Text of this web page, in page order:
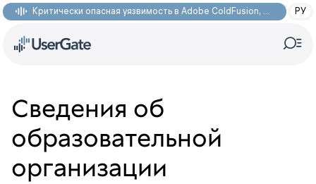
Критически опасная уязвимость в Adobe ColdFusion, позволяющая получить доступ к произвольным файлам: CVE-2026-48282 РУ
Сведения об
образовательной
организации